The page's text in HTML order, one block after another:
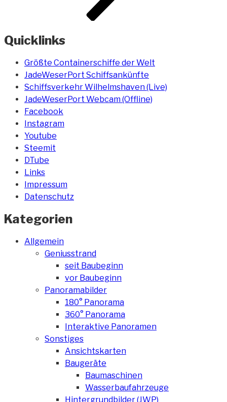
Quicklinks
Größte Containerschiffe der Welt
JadeWeserPort Schiffsankünfte
Schiffsverkehr Wilhelmshaven (Live)
JadeWeserPort Webcam (Offline)
Facebook
Instagram
Youtube
Steemit
DTube
Links
Impressum
Datenschutz
Kategorien
Allgemein
Geniusstrand
seit Baubeginn
vor Baubeginn
Panoramabilder
180° Panorama
360° Panorama
Interaktive Panoramen
Sonstiges
Ansichtskarten
Baugeräte
Baumaschinen
Wasserbaufahrzeuge
Hintergrundbilder (JWP)